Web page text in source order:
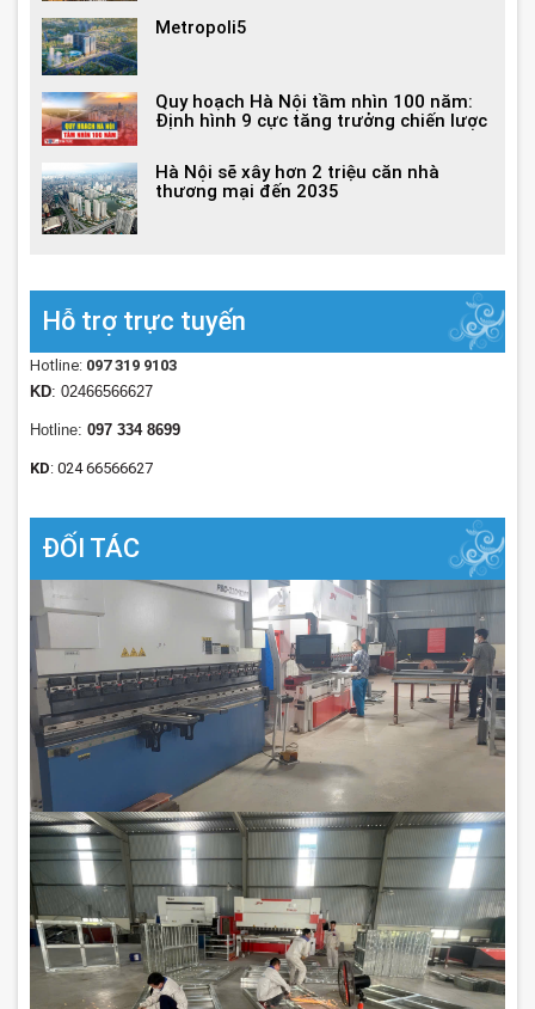
Metropoli5
Quy hoạch Hà Nội tầm nhìn 100 năm:
Định hình 9 cực tăng trưởng chiến lược
Hà Nội sẽ xây hơn 2 triệu căn nhà
thương mại đến 2035
Hỗ trợ trực tuyến
Hotline: 097 319 9103
KD: 02466566627
Hotline: 097 334 8699
KD: 024 66566627
ĐỐI TÁC